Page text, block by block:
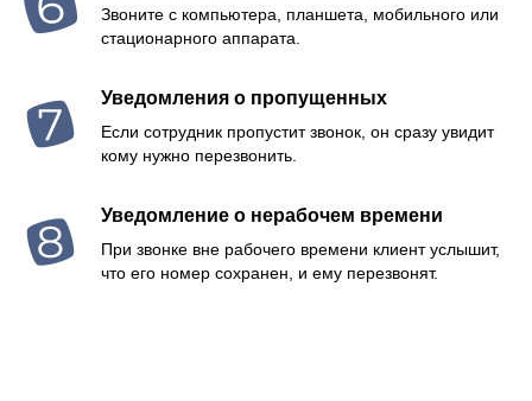
Звоните с компьютера, планшета, мобильного или
стационарного аппарата.
Уведомления о пропущенных
Если сотрудник пропустит звонок, он сразу увидит
кому нужно перезвонить.
Уведомление о нерабочем времени
При звонке вне рабочего времени клиент услышит,
что его номер сохранен, и ему перезвонят.